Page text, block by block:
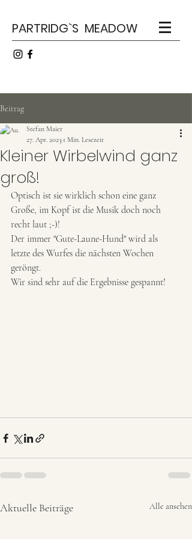
PARTRIDG`S MEADOW
Beitrag
Kleiner Wirbelwind ganz
groß!
Stefan Maier
27. Apr. 2023 1 Min. Lesezeit
Optisch ist sie wirklich schon eine ganz
Große, im Kopf ist die Musik doch noch
recht laut ;-)!
Der immer "Gute-Laune-Hund" wird als
letzte des Wurfes die nächsten Wochen
geröngt.
Wir sind sehr auf die Ergebnisse gespannt!
Aktuelle Beiträge Alle ansehen